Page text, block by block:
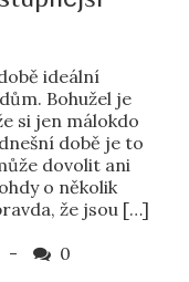
ideální
Bohužel je
si jen málokdo
době je to
dovolit ani
o několik
že jsou […]
0